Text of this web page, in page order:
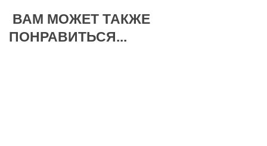
ВАМ МОЖЕТ ТАКЖЕ
ПОНРАВИТЬСЯ...